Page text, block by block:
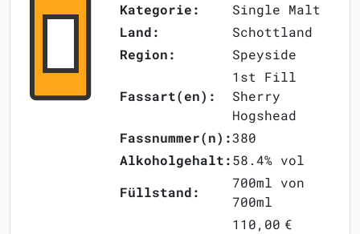
Kategorie:
Single Malt
Land:
Schottland
Region:
Speyside
Fassart(en):
1st Fill
Sherry
Hogshead
Fassnummer(n):380
Alkoholgehalt:58.4% vol
Füllstand:
700ml von
700ml
110,00 €